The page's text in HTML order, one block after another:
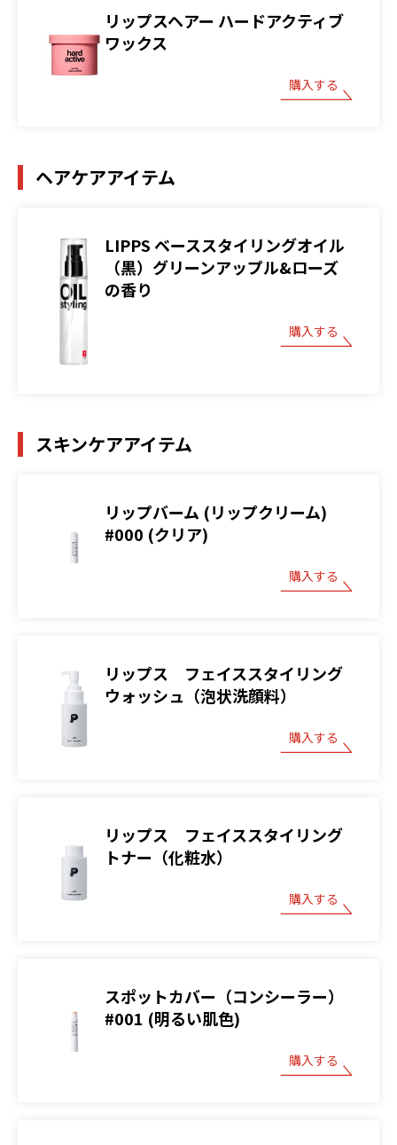
リップスヘアー ハードアクティブ
ワックス
購入する
ヘアケアアイテム
LIPPS ベーススタイリングオイル
（黒）グリーンアップル&ローズ
の香り
購入する
スキンケアアイテム
リップバーム (リップクリーム)
#000 (クリア)
購入する
リップス フェイススタイリング
ウォッシュ（泡状洗顔料）
購入する
リップス フェイススタイリング
トナー（化粧水）
購入する
スポットカバー（コンシーラー）
#001 (明るい肌色)
購入する